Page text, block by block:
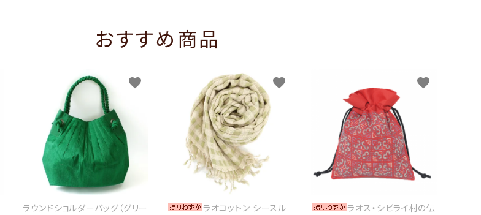
おすすめ商品
ラウンドショルダーバッグ（グリー
favorite
ラオコットン シースル
favorite
ラオス・シビライ村の伝
favorite